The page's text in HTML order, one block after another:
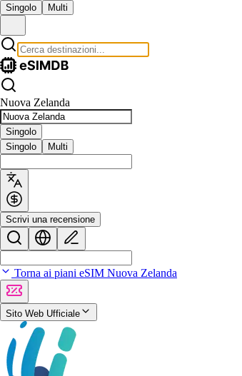
Singolo Multi
Nuova Zelanda
Singolo
Singolo
Multi
Scrivi una recensione
Torna ai piani eSIM Nuova Zelanda
Sito Web Ufficiale